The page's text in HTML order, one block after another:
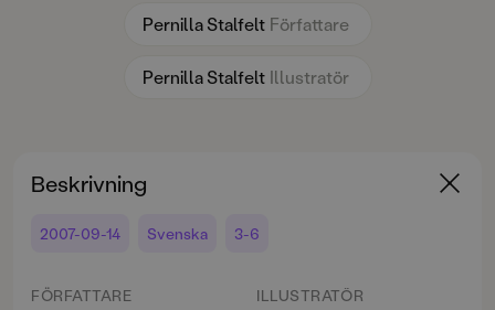
Pernilla Stalfelt Författare
Pernilla Stalfelt Illustratör
Beskrivning
2007-09-14 Svenska 3-6
FÖRFATTARE ILLUSTRATÖR